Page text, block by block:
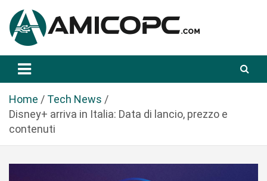
a
Amicopc.com
Home
Tech News
Disney+ arriva in Italia: Data di lancio, prezzo e
contenuti